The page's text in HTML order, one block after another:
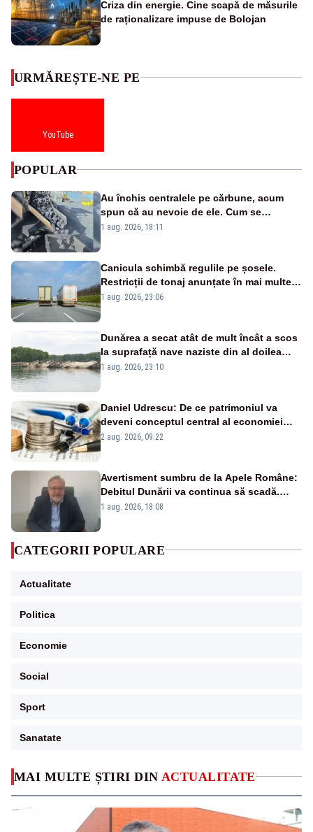
Criza din energie. Cine scapă de măsurile
de raționalizare impuse de Bolojan
MAI MULTE ȘTIRI DIN ACTUALITATE
URMĂREȘTE-NE PE
YouTube
POPULAR
Au închis centralele pe cărbune, acum
spun că au nevoie de ele. Cum se
pasează vina în plină criză energetică
1 aug. 2026, 18:11
Canicula schimbă regulile pe șosele.
Restricții de tonaj anunțate în mai multe
județe
1 aug. 2026, 23:06
Dunărea a secat atât de mult încât a scos
la suprafață nave naziste din al doilea
război mondial
1 aug. 2026, 23:10
Daniel Udrescu: De ce patrimoniul va
deveni conceptul central al economiei
viitoare?
2 aug. 2026, 09:22
Avertisment sumbru de la Apele Române:
Debitul Dunării va continua să scadă.
Cernavodă s-ar putea închide în 4 zile
1 aug. 2026, 18:08
CATEGORII POPULARE
Actualitate
Politica
Economie
Social
Sport
Sanatate